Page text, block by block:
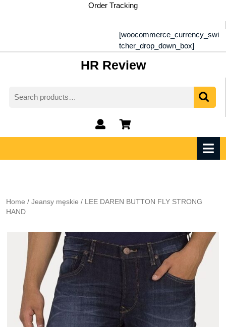
Order Tracking
[woocommerce_currency_swi
tcher_drop_down_box]
HR Review
for:
My
Account
shopping
cart
Home / Jeansy męskie / LEE DAREN BUTTON FLY STRONG
HAND